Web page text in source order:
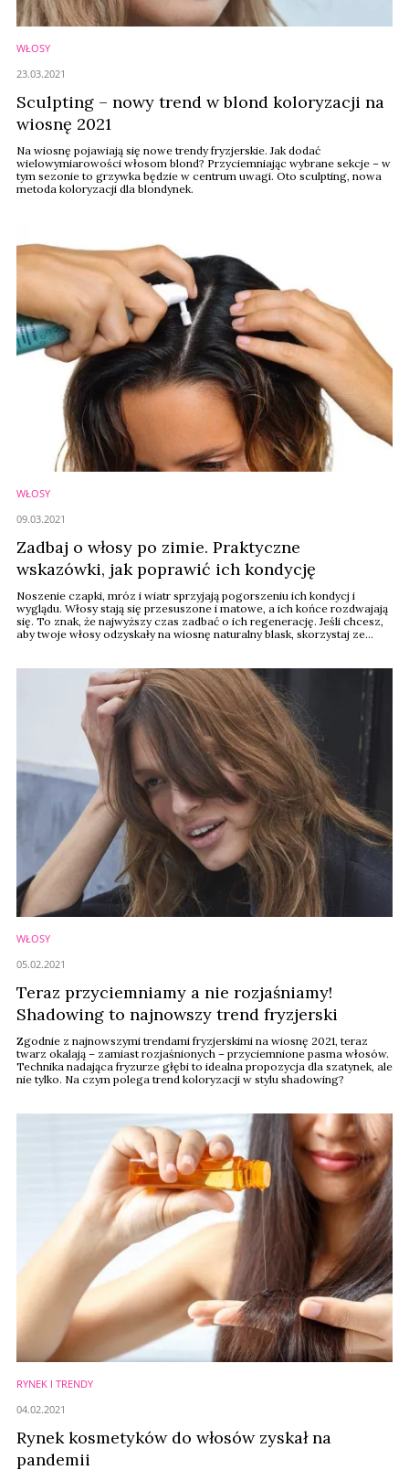
WŁOSY
Sculpting – nowy trend w blond koloryzacji na
wiosnę 2021
Na wiosnę pojawiają się nowe trendy fryzjerskie. Jak dodać
wielowymiarowości włosom blond? Przyciemniając wybrane sekcje – w
tym sezonie to grzywka będzie w centrum uwagi. Oto sculpting, nowa
metoda koloryzacji dla blondynek.
23.03.2021
WŁOSY
Zadbaj o włosy po zimie. Praktyczne
wskazówki, jak poprawić ich kondycję
Noszenie czapki, mróz i wiatr sprzyjają pogorszeniu ich kondycj i
wyglądu. Włosy stają się przesuszone i matowe, a ich końce rozdwajają
się. To znak, że najwyższy czas zadbać o ich regenerację. Jeśli chcesz,
aby twoje włosy odzyskały na wiosnę naturalny blask, skorzystaj ze
09.03.2021
WŁOSY
Teraz przyciemniamy a nie rozjaśniamy!
Shadowing to najnowszy trend fryzjerski
Zgodnie z najnowszymi trendami fryzjerskimi na wiosnę 2021, teraz
twarz okalają – zamiast rozjaśnionych – przyciemnione pasma włosów.
Technika nadająca fryzurze głębi to idealna propozycja dla szatynek, ale
nie tylko. Na czym polega trend koloryzacji w stylu shadowing?
05.02.2021
RYNEK I TRENDY
Rynek kosmetyków do włosów zyskał na
pandemii
04.02.2021